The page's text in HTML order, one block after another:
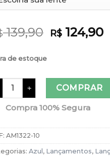
139,90 R$ 124,90
de estoque
de Grau Masculino
COMPRAR
Compra 100% Segura
AM1322-10
Azul , Lançamentos,